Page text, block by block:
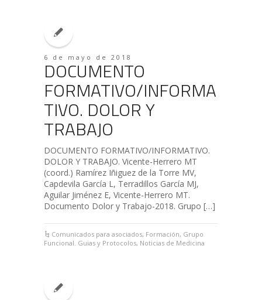
6 de mayo de 2018
DOCUMENTO
FORMATIVO/INFORMA
TIVO. DOLOR Y
TRABAJO
DOCUMENTO FORMATIVO/INFORMATIVO.
DOLOR Y TRABAJO. Vicente-Herrero MT
(coord.) Ramírez Iñiguez de la Torre MV,
Capdevila García L, Terradillos García MJ,
Aguilar Jiménez E, Vicente-Herrero MT.
Documento Dolor y Trabajo-2018. Grupo […]
Comunicados para asociados, Formación, Grupo
Funcional. Guias y Protocolos, Noticias de Medicina